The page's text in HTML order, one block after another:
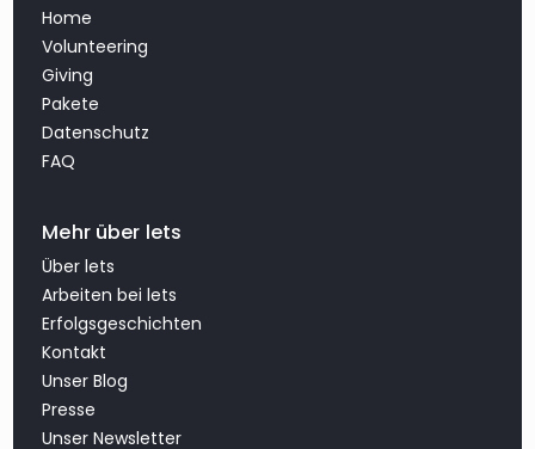
Home
Volunteering
Giving
Pakete
Datenschutz
FAQ
Mehr über lets
Über lets
Arbeiten bei lets
Erfolgsgeschichten
Kontakt
Unser Blog
Presse
Unser Newsletter